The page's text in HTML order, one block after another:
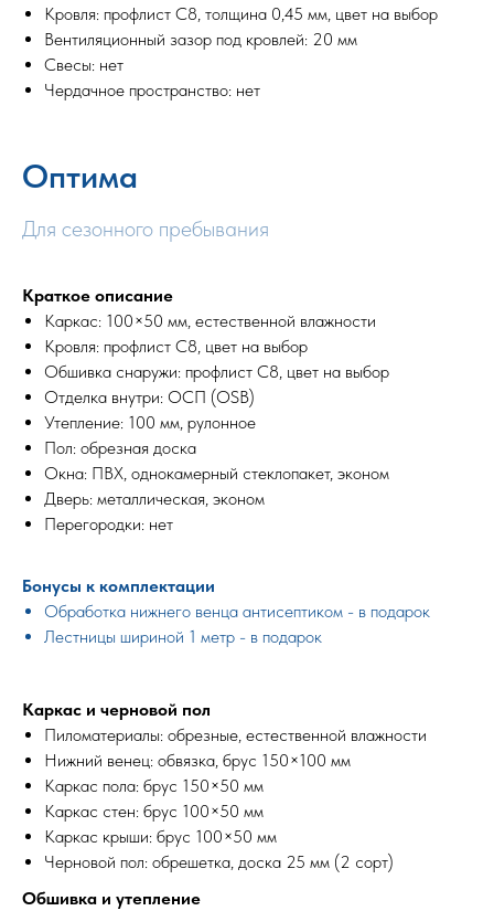
Кровля: профлист С8, толщина 0,45 мм, цвет на выбор
Вентиляционный зазор под кровлей: 20 мм
Свесы: нет
Чердачное пространство: нет
Оптима
Для сезонного пребывания
Краткое описание
Каркас: 100×50 мм, естественной влажности
Кровля: профлист С8, цвет на выбор
Обшивка снаружи: профлист С8, цвет на выбор
Отделка внутри: ОСП (OSB)
Утепление: 100 мм, рулонное
Пол: обрезная доска
Окна: ПВХ, однокамерный стеклопакет, эконом
Дверь: металлическая, эконом
Перегородки: нет
Бонусы к комплектации
Обработка нижнего венца антисептиком - в подарок
Лестницы шириной 1 метр - в подарок
Каркас и черновой пол
Пиломатериалы: обрезные, естественной влажности
Нижний венец: обвязка, брус 150×100 мм
Каркас пола: брус 150×50 мм
Каркас стен: брус 100×50 мм
Каркас крыши: брус 100×50 мм
Черновой пол: обрешетка, доска 25 мм (2 сорт)
Обшивка и утепление